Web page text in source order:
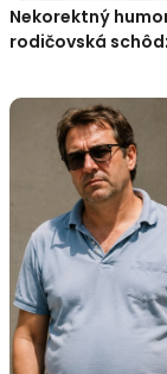
Nekorektný
rodičovská